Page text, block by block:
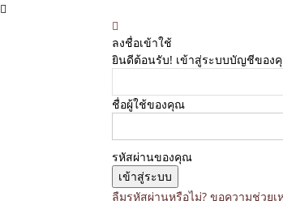
ลงชื่อเข้าใช้
ยินดีต้อนรับ! เข้าสู่ระบบบัญชีของ
ชื่อผู้ใช้ของคุณ
รหัสผ่านของคุณ
ลืมรหัสผ่านหรือไม่? ขอความช่วยเ